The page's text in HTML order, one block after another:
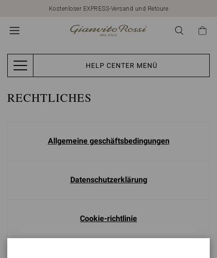
Kostenloser EXPRESS-Versand und Retoure
HELP CENTER MENÜ
RECHTLICHES
Allgemeine geschäftsbedingungen
Datenschutzerklärung
Cookie-richtlinie